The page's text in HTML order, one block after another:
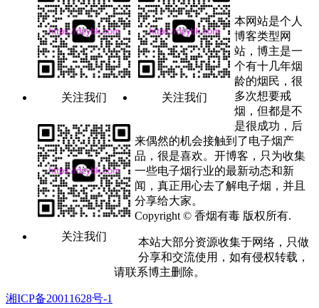
关注我们 关注我们
关注我们
本网站是个人
博客类型网
站，博主是一
个有十几年烟
龄的烟民，很
多次想要戒
烟，但都是不
是很成功，后
来偶然的机会接触到了电子烟产
品，很是喜欢。开博客，只为收集
一些电子烟行业的最新动态和新
闻，真正用心去了解电子烟，并且
分享给大家。
Copyright © 香烟有毒 版权所有.
本站大部分资源收集于网络，只做
分享和交流使用，如有侵权转载，
请联系博主删除。
湘ICP备20011628号-1